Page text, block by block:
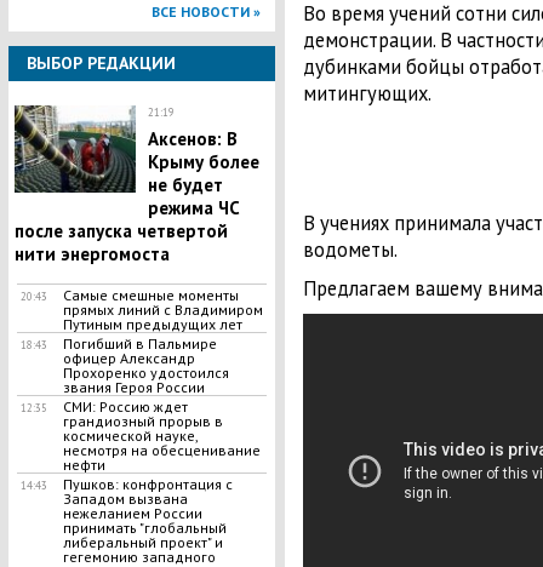
ВСЕ НОВОСТИ »
ВЫБОР РЕДАКЦИИ
21:19
Аксенов: В
Крыму более
не будет
режима ЧС
после запуска четвертой
нити энергомоста
20:43
Самые смешные моменты
прямых линий с Владимиром
Путиным предыдущих лет
18:43
Погибший в Пальмире
офицер Александр
Прохоренко удостоился
звания Героя России
12:35
СМИ: Россию ждет
грандиозный прорыв в
космической науке,
несмотря на обесценивание
нефти
14:43
Пушков: конфронтация с
Западом вызвана
нежеланием России
принимать "глобальный
либеральный проект" и
гегемонию западного
Во время учений сотни
демонстрации. В
дубинками бойцы
митингующих.
В учениях принимала
водометы.
Предлагаем вашему